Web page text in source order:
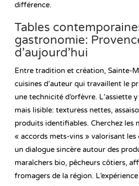
différence.
Tables
gastronomie:
d’aujourd’hui
Entre tradition et création, Sainte-
cuisines d’auteur qui travaillent le
une technicité d’orfèvre. L’assiette
mais lisible: texturess nettes,
produits identifiables. Cherchez les
« accords mets-vins » valorisant les
un dialogue sincère autour des
maraîchers bio, pêcheurs côtiers,
fromagers de la région.